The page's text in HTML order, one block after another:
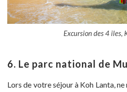
Excursion des 4 iles,
6. Le parc national de
Lors de votre séjour à Koh Lanta, ne